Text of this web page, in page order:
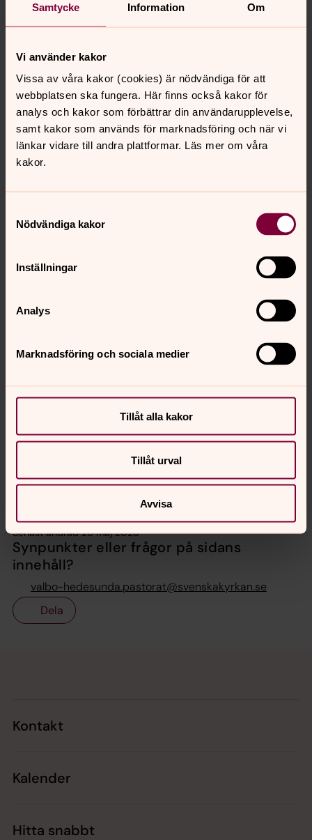
Samtycke Information Om
Vi använder kakor
Vissa av våra kakor (cookies) är nödvändiga för att
webbplatsen ska fungera. Här finns också kakor för
analys och kakor som förbättrar din användarupplevelse,
samt kakor som används för marknadsföring och när vi
länkar vidare till andra plattformar. Läs mer om våra
kakor.
Nödvändiga kakor
Inställningar
Analys
Marknadsföring och sociala medier
Tillåt alla kakor
Tillåt urval
Avvisa
(S) = Arbetarpartiet - Socialdemokraterna
(C) = Centerpartiet
(VHPKI) = Valbo-Hedesunda pastorats
kyrkointresserade
Kenneth Ekberg
Hedesunda pastorat
E-post:kenneth.ekberg@live.se
Senast ändrad 26 maj 2026
Synpunkter eller frågor på sidans
innehåll?
valbo-hedesunda.pastorat@svenskakyrkan.se
Dela
Kontakt
Kalender
Hitta snabbt